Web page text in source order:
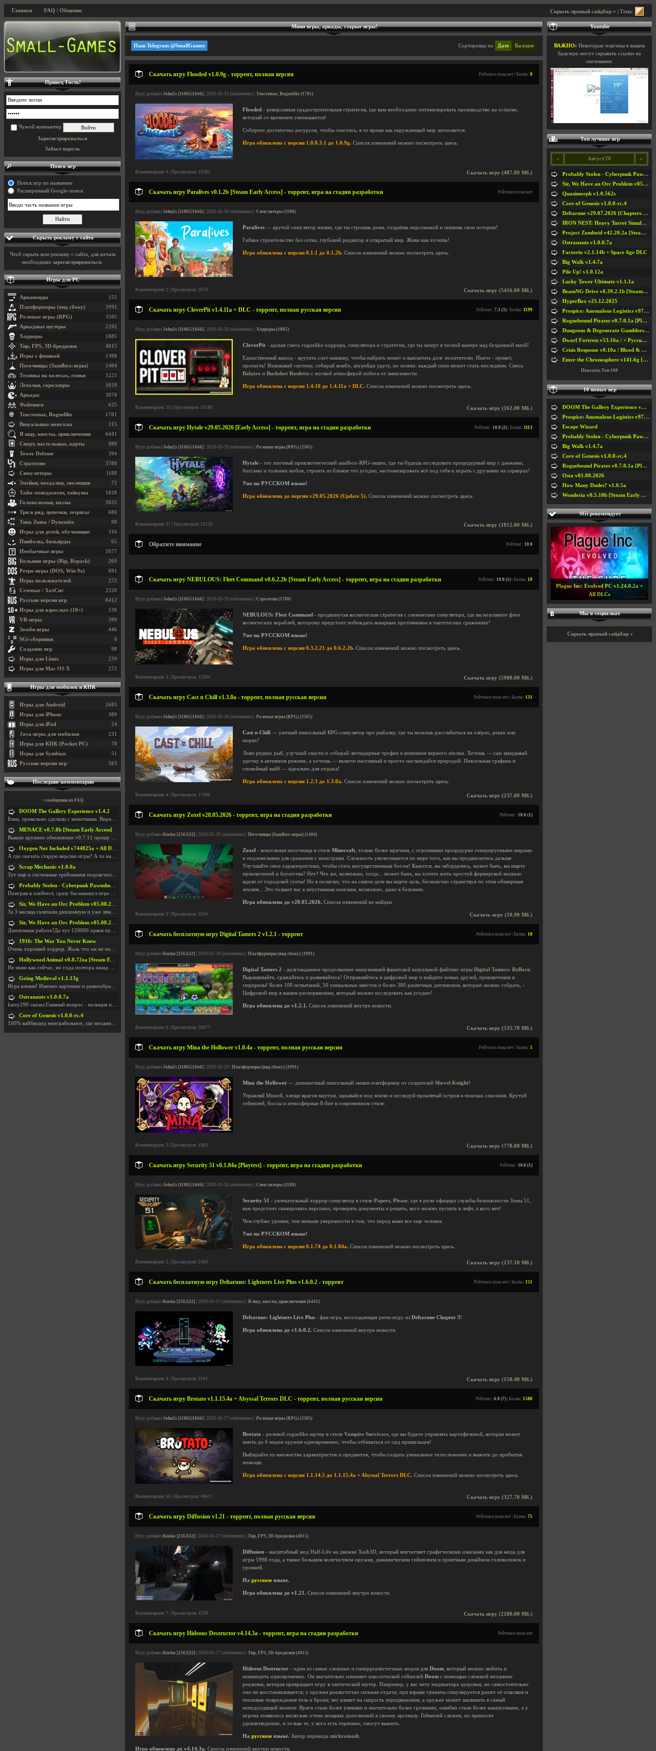
Скрыть правый сайдбар » | Тема:
Главная FAQ / Общение
Мини игры, аркады, старые игры!
Сортировка по Дате Баллам
Наш Telegram @SmallGamez
Скачать игру Flooded v1.0.9g - торрент, полная версия Рейтинга пока нет | Баллы: 8
Игру добавил John2s [11865|1666] | 2026-05-31 (обновлено) | Текстовые, Roguelike (1701)
Flooded - реверсивная градостроительная стратегия, где вам необходимо оптимизировать производство на острове,
который со временем уменьшается!
Соберите достаточно ресурсов, чтобы спастись, в то время как окружающий мир затопляется.
Игра обновлена с версии 1.0.8.3.1 до 1.0.9g. Список изменений можно посмотреть здесь
Скачать игру (487.00 Мб.)
Комментариев: 4 | Просмотров: 19282
Скачать игру Paralives v0.1.2b [Steam Early Access] - торрент, игра на стадии разработки Рейтинга пока нет
Игру добавил John2s [11865|1666] | 2026-05-30 (обновлено) | Симуляторы (1188)
Paralives — крутой симулятор жизни, где ты строишь дома, создаёшь персонажей и пишешь свои истории!
Гибкое строительство без сетки, глубокий редактор и открытый мир. Живи как хочешь!
Игра обновлена с версии 0.1.1 до 0.1.2b. Список изменений можно посмотреть здесь
Скачать игру (5416.00 Мб.)
Комментариев: 2 | Просмотров: 2673
Скачать игру CloverPit v1.4.11a + DLC - торрент, полная русская версия Рейтинг: 7.3 (3) | Баллы: 1199
Игру добавил John2s [11865|1666] | 2026-05-30 (обновлено) | Хорроры (1885)
CloverPit - адская смесь roguelike-хоррора, симулятора и стратегии, где ты заперт в тесной камере над бездонной ямой!
Единственный выход - крутить слот-машину, чтобы набрать монет и выплатить долг похитителю. Иначе - привет,
пропасть! Взламывай систему, собирай комбо, апгрейди удачу, но помни: каждый спин может стать последним. Смесь
Balatro и Buckshot Roulette с жуткой атмосферой побега от зависимости.
Игра обновлена с версии 1.4.10 до 1.4.11a + DLC. Список изменений можно посмотреть здесь
Скачать игру (162.00 Мб.)
Комментариев: 10 | Просмотров: 15180
Скачать игру Hytale v29.05.2026 [Early Access] - торрент, игра на стадии разработки Рейтинг: 10.0 (2) | Баллы: 1113
Игру добавил John2s [11865|1666] | 2026-05-29 (обновлено) | Ролевые игры (RPG) (3505)
Hytale - это эпичный приключенческий sandbox-RPG-экшен, где ты будешь исследовать процедурный мир с данжами,
боссами и толпами мобов, строить из блоков что угодно, кастомизировать всё под себя и играть с друзьями на серверах!
Уже на РУССКОМ языке!
Игра обновлена до версии v29.05.2026 (Update 5). Список изменений можно посмотреть здесь
Скачать игру (1812.00 Мб.)
Комментариев: 27 | Просмотров: 25119
Обратите внимание Рейтинг: 10.0
Скачать игру NEBULOUS: Fleet Command v0.6.2.2b [Steam Early Access] - торрент, игра на стадии разработки Рейтинг: 10.0 (1) | Баллы: 18
Игру добавил John2s [11865|1666] | 2026-05-29 (обновлено) | Стратегии (3780)
NEBULOUS: Fleet Command - продвинутая космическая стратегия с элементами симулятора, где вы возглавите флот
космических кораблей, которому предстоит побеждать коварных противников в тактических сражениях!
Уже на РУССКОМ языке!
Игра обновлена с версии 0.3.2.21 до 0.6.2.2b. Список изменений можно посмотреть здесь
Скачать игру (5980.00 Мб.)
Комментариев: 3 | Просмотров: 13394
Скачать игру Cast n Chill v1.3.0a - торрент, полная русская версия Рейтинга пока нет | Баллы: 131
Игру добавил John2s [11865|1666] | 2026-05-29 (обновлено) | Ролевые игры (RPG) (3505)
Cast n Chill — уютный пиксельный RPG-симулятор про рыбалку, где ты можешь расслабиться на озёрах, реках или
морях!
Лови редких рыб, улучшай снасти и собирай легендарные трофеи в компании верного пёсика. Хочешь — сам закидывай
удочку в активном режиме, а хочешь — включи пассивный и просто наслаждайся природой. Пиксельная графика и
спокойный вайб — идеально для отдыха!
Игра обновлена с версии 1.2.3 до 1.3.0a. Список изменений можно посмотреть здесь
Скачать игру (237.00 Мб.)
Комментариев: 4 | Просмотров: 11096
Скачать игру Zoxel v28.05.2026 - торрент, игра на стадии разработки Рейтинг: 10.0 (1)
Игру добавил Kusko [2563|32] | 2026-05-29 (обновлено) | Песочницы (Sandbox-игры) (1404)
Zoxel - воксельная песочница в стиле Minecraft , только более мрачная, с огромными процедурно генерируемыми мирами
и подземельями для сражения с монстрами. Сложность увеличивается по мере того, как вы продвигаетесь дальше.
Улучшайте свои характеристики, чтобы стать могущественным богом! Кажется, вы заблудились, может быть, вы ищете
приключений и богатства? Нет? Что же, возможно, тогда... может быть, вы хотите жить простой фермерской жизнью
вдали от городской суеты! Но я полагаю, что на самом деле вы ищете цель, бесконечно странствуя по этим обширным
землям... Это толкает вас к неустанным поискам, возможно, даже к безумию.
Игра обновлена до v28.05.2026. Список изменений не найден.
Скачать игру (10.90 Мб.)
Комментариев: 3 | Просмотров: 5504
Скачать бесплатную игру Digital Tamers 2 v1.2.1 - торрент Рейтинга пока нет | Баллы: 18
Игру добавил Kusko [2563|32] | 2026-05-29 (обновлено) | Платформеры (вид сбоку) (3991)
Digital Tamers 2 - долгожданное продолжение нашумевшей фанатской казуальной файтинг-игры Digital Tamers: ReBorn
Выращивайте, сражайтесь и развивайтесь! Отправляйтесь в цифровой мир и найдите новых друзей, приключения и
сюрпризы! Более 100 испытаний, 50 уникальных квестов и более 380 различных дигимонов, которых можно собрать, -
Цифровой мир в вашем распоряжении, который можно исследовать как угодно!
Игра обновлена до v1.2.1. Список изменений внутри новости.
Скачать игру (535.70 Мб.)
Комментариев: 6 | Просмотров: 38977
Скачать игру Mina the Hollower v1.0.4a - торрент, полная русская версия Рейтинга пока нет | Баллы: 5
Игру добавил John2s [11865|1666] | 2026-05-29 | Платформеры (вид сбоку) (3991)
Mina the Hollower — динамичный пиксельный экшен-платформер от создателей Shovel Knight!
Управляй Миной, хлещи врагов кнутом, зарывайся под землю и исследуй проклятый остров в поисках спасения. Крутой
геймплей, боссы и атмосферные 8-бит в современном стиле.
Скачать игру (778.00 Мб.)
Комментариев: 3 | Просмотров: 1803
Скачать игру Security 51 v0.1.84a [Playtest] - торрент, игра на стадии разработки Рейтинг: 10.0 (1)
Игру добавил John2s [11865|1666] | 2026-05-28 (обновлено) | Симуляторы (1188)
Security 51 - увлекательный хоррор-симулятор в стиле Papers, Please , где в роли офицера службы безопасности Зоны 51,
вам предстоит сканировать персонал, проверять документы и решать, кого можно пускать в лифт, а кого нет!
Чем глубже уровни, тем меньше уверенности в том, что перед вами все еще человек.
Уже на РУССКОМ языке!
Игра обновлена с версии 0.1.74 до 0.1.84a. Список изменений можно посмотреть здесь
Скачать игру (137.10 Мб.)
Комментариев: 1 | Просмотров: 2409
Скачать бесплатную игру Deltarune: Lightners Live Plus v1.6.0.2 - торрент Рейтинга пока нет | Баллы: 151
Игру добавил Kusko [2563|32] | 2026-05-27 (обновлено) | Я ищу, квесты, приключения (6441)
Deltarune: Lightners Live Plus - фан-игра, воссоздающая ритм-игру из Deltarune Chapter 3!
Игра обновлена до v1.6.0.2. Список изменений внутри новости.
Скачать игру (150.40 Мб.)
Комментариев: 0 | Просмотров: 2141
Скачать игру Brotato v1.1.15.4a + Abyssal Terrors DLC - торрент, полная русская версия Рейтинг: 6.0 (7) | Баллы: 1580
Игру добавил John2s [11865|1666] | 2026-05-27 (обновлено) | Ролевые игры (RPG) (3505)
Brotato - ролевой roguelike-шутер в стиле Vampire Survivors , где вы будете управлять картофелиной, которая может
иметь до 6 видов оружия одновременно, чтобы отбиваться от орд пришельцев!
Выбирайте из множества характеристик и предметов, чтобы создать уникальное телосложение и выжить до прибытия
помощи.
Игра обновлена с версии 1.1.14.5 до 1.1.15.4a + Abyssal Terrors DLC. Список изменений можно посмотреть здесь
Скачать игру (327.70 Мб.)
Комментариев: 50 | Просмотров: 49611
Скачать игру Diffusion v1.21 - торрент, полная русская версия Рейтинга пока нет | Баллы: 75
Игру добавил Kusko [2563|32] | 2026-05-27 (обновлено) | Тир, FPS, 3D-бродилки (4015)
Diffusion - масштабный мод Half-Life на движке Xash3D, который впечатляет графическими изысками как для мода для
игры 1998 года, а также большим количеством оружия, динамическим геймплеем и приятным дизайном головоломок и
уровней.
На русском языке.
Игра обновлена до v1.21. Список изменений внутри новости.
Скачать игру (2180.00 Мб.)
Комментариев: 7 | Просмотров: 4238
Скачать игру Hideous Destructor v4.14.3a - торрент, игра на стадии разработки Рейтинга пока нет
Игру добавил Kusko [2563|32] | 2026-05-27 (обновлено) | Тир, FPS, 3D-бродилки (4015)
Hideous Destructor - один из самых сложных и гиперреалистичных модов для Doom , который можно любить и
ненавидеть одновременно. Он значительно изменяет классический геймплей Doom с помощью сложной механики
реализма, которая превращает игру в тактический шутер. Например, у вас нету индикатора здоровья, но самостоятельно
оно не восстанавливается; у оружия реалистично сильная отдача; при взрыве гранаты симулируется разлет её осколков и
тепловые повреждения тела и брони; вес влияет на скорость передвижения; а оружие может заклинить в самый
неподходящий момент. Враги стали более умными и значительно более грозными, ошибки стали более наказуемыми, а у
игрока появилось несколько очень мощных дополнений к своему арсеналу. Геймплей сложен, но приносит
удовлетворение, и только те, у кого есть терпение, смогут выжить.
На русском языке. Автор перевода mickromash
Игра обновлена до v4.14.3a. Список изменений внутри новости.
Привет, Гость!
Чужой компьютер
Зарегистрироваться
Забыл пароль
Поиск игр
Поиск игр по названию
Расширенный Google-поиск
Скрыть рекламу с сайта
Чтоб скрыть всю рекламу с сайта, для начала
необходимо зарегистрироваться
Игры для PC
155
Арканоиды
3991
Платформеры (вид сбоку)
3505
Ролевые игры (RPG)
2292
Аркадные шутеры
1885
Хорроры
4015
Тир, FPS, 3D-бродилки
1308
Игры с физикой
1404
Песочницы (Sandbox-игры)
1223
Техника на колесах, гонки
1029
Леталки, скроллеры
3070
Аркады
625
Файтинги
1701
Текстовые, Roguelike
215
Визуальные новеллы
6441
Я ищу, квесты, приключения
988
Спорт, настольные, карты
394
Tower Defense
3780
Стратегии
1188
Симуляторы
72
Змейки, поедалки, эволюция
1020
Тайм менеджмент, тайкуны
3035
Головоломки, пазлы
686
Три в ряд, цепочки, тетрисы
98
Типа Zuma / Dynomite
316
Игры для детей, обучающие
65
Пинболы, бильярды
1077
Необычные игры
269
Большие игры (Rip, Repack)
691
Ретро-игры (DOS, Win 9x)
272
Игры пользователей
2320
Сетевые / ХотСит
8412
Русские версии игр
130
Игры для взрослых (18+)
399
VR-игры
446
Зомби игры
0
SGi-сборники
98
Создание игр
239
Игры для Linux
272
Игры для Mac OS X
Игры для мобилок и КПК
1683
Игры для Android
309
Игры для iPhone
24
Игры для iPad
231
Java-игры для мобилки
78
Игры для КПК (Pocket PC)
51
Игры для Symbian
563
Русские версии игр
Последние комментарии
+ сообщения из FAQ
DOOM The Gallery Experience v1.4.2
Блин, прикольно сделали с монетками. Вернулся в св
MENACE v0.7.8b [Steam Early Access]
Вышло крупное обновление v0.7.11 прошу обновить
Oxygen Not Included v744825a + All DLC
А где скачать старую версию игры? А то на новой но
Scrap Mechanic v1.0.0a
Тут ещё и системные требования подскочили. Если не
Probably Stolen - Cyberpunk Pawnshop Simulator v048c [Playtest]
Поиграв в плейтест, сразу бы накинул игре наивысши
Sir, We Have an Orc Problem v05.08.2026
За 3 месяца склепали дипломную и уже лям двести ба
Sir, We Have an Orc Problem v05.08.2026
Дипломная работа?Да тут 120000 орков путь выбирают
1916: The War You Never Knew
Очень хороший хоррор. Жаль что он не получил должн
Hollywood Animal v0.8.72ea [Steam Early Access]
Не знаю как сейчас, но года полтора назад игра был
Going Medieval v1.1.13g
Игра клевая! Именно картинки и разнообразия в стро
Ostranauts v1.0.0.7a
karry299 сказал:Главный вопрос - полиция по-прежне
Core of Genesis v1.0.0-rc.4
100% вайбкодед неиграбельное, где механики знает т
Youtube
ВАЖНО: Некоторые плагины в вашем
браузере могут скрывать ссылки на
скачивание.
Топ лучших игр
« Август'26 »
Probably Stolen - Cyberpunk Pawnshop Simulator v048c [Playtest]
Sir, We Have an Orc Problem v05.08.2026
Quasimorph v1.0.562s
Core of Genesis v1.0.0-rc.4
Deltarune v29.07.2026 [Chapters 1-5] / + RUS [Chapters 1-5]
IRON NEST: Heavy Turret Simulator v1.0a
Project Zomboid v42.20.2a [Steam Early Access]
Ostranauts v1.0.0.7a
Factorio v2.1.14b + Space Age DLC
Big Walk v1.4.7a
Pile Up! v1.0.12a
Lucky Tower Ultimate v1.1.1a
BeamNG Drive v0.39.2.1b [Steam Early Access]
HyperBox v25.12.2025
Prospice: Anomalous Logistics v97 [Playtest]
Roguebound Pirates v0.7.0.1a [Playtest]
Dungeons & Degenerate Gamblers v2.0.2a
Dwarf Fortress v53.16a / + Русская Версия v50.12a
Crisis Response v0.10a / Blood & Bullet
Enter the Chronosphere v141.6g [Steam Early Access]
Показать Топ-100
10 новых игр
DOOM The Gallery Experience v1.4.2
Prospice: Anomalous Logistics v97 [Playtest]
Escape Wizard
Probably Stolen - Cyberpunk Pawnshop Simulator v048c [Playtest]
Big Walk v1.4.7a
Core of Genesis v1.0.0-rc.4
Roguebound Pirates v0.7.0.1a [Playtest]
Osta v01.08.2026
How Many Dudes? v1.0.5a
Wonderia v0.5.10b [Steam Early Access]
SGi рекомендует
Plague Inc: Evolved PC v1.24.0.2a +
All DLCs
Мы в социалках
Скрыть правый сайдбар »